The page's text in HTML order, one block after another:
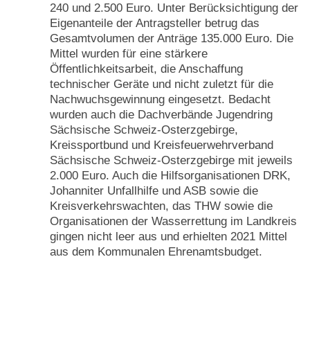
240 und 2.500 Euro. Unter Berücksichtigung der
Eigenanteile der Antragsteller betrug das
Gesamtvolumen der Anträge 135.000 Euro. Die
Mittel wurden für eine stärkere
Öffentlichkeitsarbeit, die Anschaffung
technischer Geräte und nicht zuletzt für die
Nachwuchsgewinnung eingesetzt. Bedacht
wurden auch die Dachverbände Jugendring
Sächsische Schweiz-Osterzgebirge,
Kreissportbund und Kreisfeuerwehrverband
Sächsische Schweiz-Osterzgebirge mit jeweils
2.000 Euro. Auch die Hilfsorganisationen DRK,
Johanniter Unfallhilfe und ASB sowie die
Kreisverkehrswachten, das THW sowie die
Organisationen der Wasserrettung im Landkreis
gingen nicht leer aus und erhielten 2021 Mittel
aus dem Kommunalen Ehrenamtsbudget.